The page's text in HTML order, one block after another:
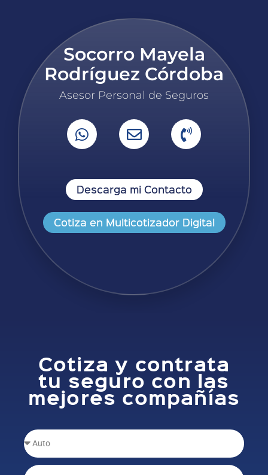
Socorro Mayela
Rodríguez Córdoba
Asesor Personal de Seguros
Descarga mi Contacto
Cotiza en Multicotizador Digital
Cotiza y contrata
tu seguro con las
mejores compañías